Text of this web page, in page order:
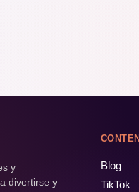
y
divertirse y
Blog
TikTok